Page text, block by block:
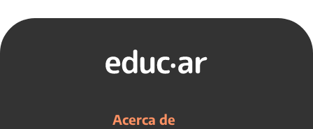
Acerca de